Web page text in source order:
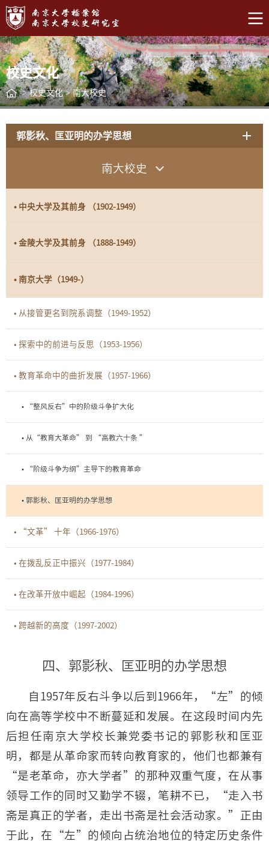
校史文化
> 校史文化 > 南大校史
郭影秋、匡亚明的办学思想
南大校史
• 中央大学及其前身 （1902-1949）
• 金陵大学及其前身 （1888-1949）
• 南京大学（1949-）
• 从接管更名到院系调整（1949-1952）
• 探索中的前进与反思（1953-1956）
• 教育革命中的曲折发展（1957-1966）
• “整风反右”中的阶级斗争扩大化
• 从“教育大革命” 到 “高教六十条 ”
• “阶级斗争为纲”主导下的教育革命
• 郭影秋、匡亚明的办学思想
• “文革” 十年（1966-1976）
• 在拨乱反正中振兴（1977-1984）
• 在改革开放中崛起（1984-1996）
• 跨越新的高度（1997-2002）
四、郭影秋、匡亚明的办学思想
自1957年反右斗争以后到1966年，“左”的倾
向在高等学校中不断蔓延和发展。在这段时间内先
后担任南京大学校长兼党委书记的郭影秋和匡亚
明，都是从革命家而转向教育家的，他们也都兼有
“是老革命，亦大学者”的那种双重气度，在从事
领导工作的同时又勤学不辍，笔耕不已，“走入书
斋是真正的学者，走出书斋是社会活动家。”正由
于此，在“左”的倾向占统治地位的特定历史条件